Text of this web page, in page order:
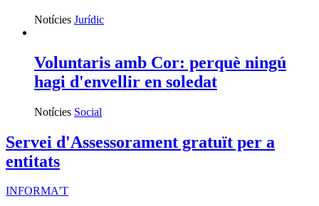
Notícies Jurídic
Voluntaris amb Cor: perquè ningú
hagi d'envellir en soledat
Notícies Social
Servei d'Assessorament gratuït per a
entitats
INFORMA'T